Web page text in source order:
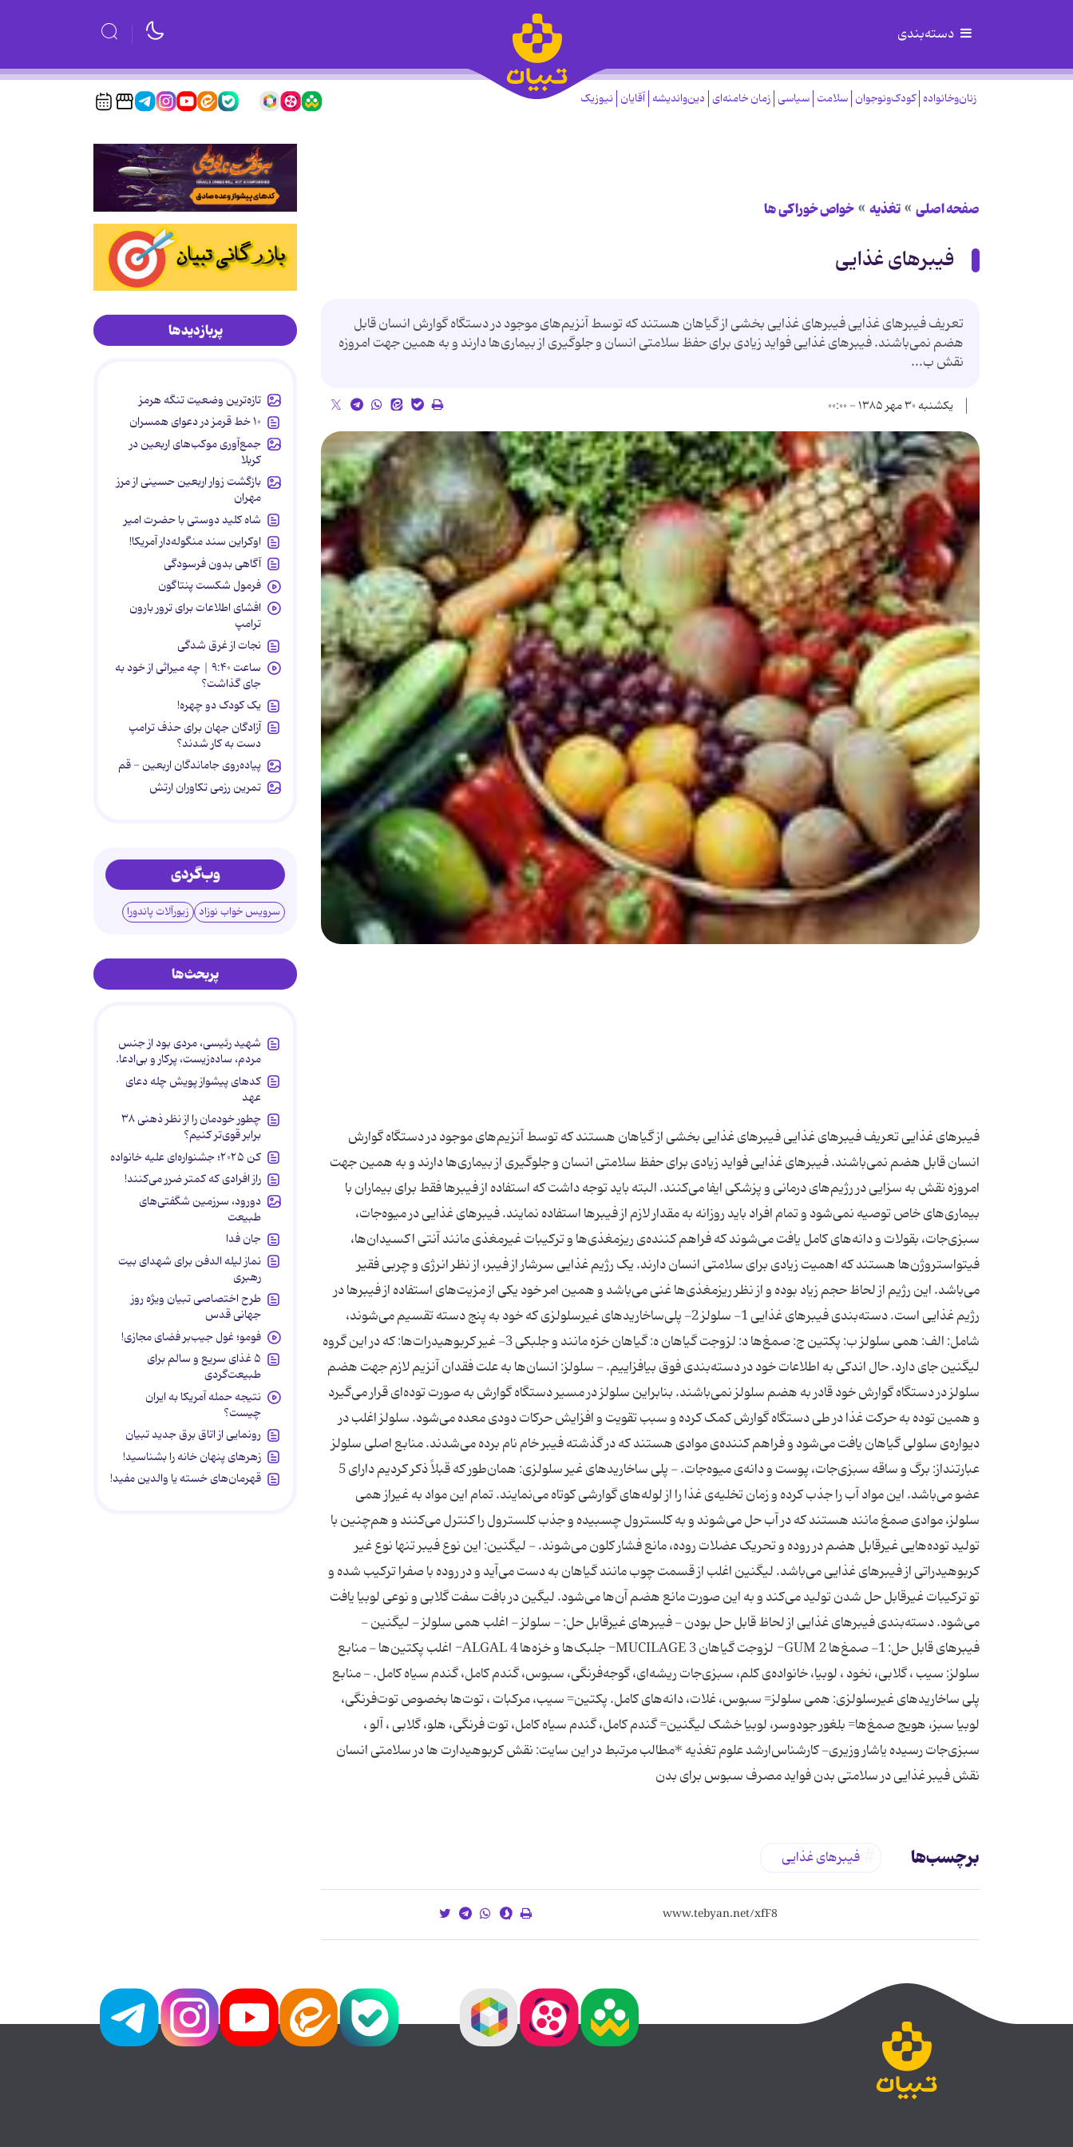
دسته‌بندی
زنان‌وخانواده کودک‌ونوجوان سلامت سیاسی زمان خامنه‌ای دین‌واندیشه آقایان نیوزیک
صفحه اصلی تغذیه خواص خوراكی ها
فیبرهای غذایی
تعریف فیبرهای غذایی فیبرهای غذایی بخشی از گیاهان هستند که توسط آنزیم‌های موجود در دستگاه گوارش انسان قابل
هضم نمی‌باشند. فیبرهای غذایی فواید زیادی برای حفظ سلامتی انسان و جلوگیری از بیماری‌ها دارند و به همین جهت امروزه
نقش ب...
یکشنبه ۳۰ مهر ۱۳۸۵ - ۰۰:۰۰
فیبرهای غذایی تعریف فیبرهای غذایی فیبرهای غذایی بخشی از گیاهان هستند که توسط آنزیم‌های موجود در دستگاه گوارش
انسان قابل هضم نمی‌باشند. فیبرهای غذایی فواید زیادی برای حفظ سلامتی انسان و جلوگیری از بیماری‌ها دارند و به همین جهت
امروزه نقش به سزایی در رژیم‌های درمانی و پزشکی ایفا می‌کنند. البته باید توجه داشت که استفاده از فیبرها فقط برای بیماران با
بیماری‌های خاص توصیه نمی‌شود و تمام افراد باید روزانه به مقدار لازم از فیبرها استفاده نمایند. فیبرهای غذایی در میوه‌جات،
سبزی‌جات، بقولات و دانه‌های کامل یافت می‌شوند که فراهم کننده‌ی ریزمغذی‌ها و ترکیبات غیرمغذی مانند آنتی اکسیدان‌ها،
فیتواستروژن‌ها هستند که اهمیت زیادی برای سلامتی انسان دارند. یک رژیم غذایی سرشار از فیبر، از نظر انرژی و چربی فقیر
می‌باشد. این رژیم از لحاظ حجم زیاد بوده و از نظر ریزمغذی‌ها غنی می‌باشد و همین امر خود یکی از مزیت‌های استفاده از فیبرها در
رژیم غذایی است. دسته‌بندی فیبرهای غذایی 1- سلولز 2- پلی‌ساخاریدهای غیرسلولزی که خود به پنج دسته تقسیم می‌شوند،
شامل: الف: همی سلولز ب: پکتین ج: صمغ‌ها د: لزوجت گیاهان ه: گیاهان خزه مانند و جلبکی 3- غیر کربوهیدرات‌ها: که در این گروه
لیگنین جای دارد. حال اندکی به اطلاعات خود در دسته‌بندی فوق بیافزاییم. - سلولز: انسان‌ها به علت فقدان آنزیم لازم جهت هضم
سلولز در دستگاه گوارش خود قادر به هضم سلولز نمی‌باشند. بنابراین سلولز در مسیر دستگاه گوارش به صورت توده‌ای قرار می‌گیرد
و همین توده به حرکت غذا در طی دستگاه گوارش کمک کرده و سبب تقویت و افزایش حرکات دودی معده می‌شود. سلولز اغلب در
دیواره‌ی سلولی گیاهان یافت می‌شود و فراهم کننده‌ی موادی هستند که در گذشته فیبر خام نام برده می‌شدند. منابع اصلی سلولز
عبارتنداز: برگ و ساقه سبزی‌جات، پوست و دانه‌ی میوه‌جات. - پلی ساخاریدهای غیر سلولزی: همان‌طور که قبلاً ذکر کردیم دارای 5
عضو می‌باشد. این مواد آب را جذب کرده و زمان تخلیه‌ی غذا را از لوله‌های گوارشی کوتاه می‌نمایند. تمام این مواد به غیراز همی
سلولز، موادی صمغ مانند هستند که در آب حل می‌شوند و به کلسترول چسبیده و جذب کلسترول را کنترل می‌کنند و هم‌چنین با
تولید توده‌هایی غیرقابل هضم در روده‌ و تحریک عضلات روده، مانع فشار کلون می‌شوند. - لیگنین: این نوع فیبر تنها نوع غیر
کربوهیدراتی از فیبرهای غذایی می‌باشد. لیگنین اغلب از قسمت چوب مانند گیاهان به دست می‌آید و در روده با صفرا ترکیب شده و
تو ترکیبات غیرقابل حل شدن تولید می‌کند و به این صورت مانع هضم آن‌ها می‌شود. لیگین در بافت سفت گلابی و نوعی لوبیا یافت
می‌شود. دسته‌بندی فیبرهای غذایی از لحاظ قابل حل بودن - فیبرهای غیرقابل حل: - سلولز - اغلب همی سلولز - لیگنین -
فیبرهای قابل حل: 1- صمغ‌ها GUM 2- لزوجت گیاهان MUCILAGE 3- جلبک‌ها و خزه‌ها ALGAL 4- اغلب پکتین‌ها - منابع
سلولز: سیب ، گلابی، نخود ، لوبیا، خانواده‌ی کلم، سبزی‌جات ریشه‌ای، گوجه‌فرنگی، سبوس، گندم کامل، گندم سیاه کامل. - منابع
پلی ساخاریدهای غیرسلولزی: همی سلولز= سبوس، غلات، دانه‌های کامل. پکتین= سیب، مرکبات ، توت‌ها بخصوص توت‌فرنگی،
لوبیا سبز، هویج صمغ‌ها= بلغور جودوسر، لوبیا خشک لیگنین= گندم کامل، گندم سیاه کامل، توت فرنگی، هلو، گلابی ، آلو ،
سبزی‌جات رسیده یاشار وزیری- کارشناس‌ارشد علوم تغذیه *مطالب مرتبط در این سایت: نقش کربوهیدارت ها در سلامتی انسان
نقش فیبر غذایی در سلامتی بدن فواید مصرف سبوس برای بدن
برچسب‌ها فیبرهای غذایی
پربازدیدها
تازه‌ترین وضعیت تنگه هرمز
۱۰ خط قرمز در دعوای همسران
جمع‌آوری موکب‌های اربعین در
کربلا
بازگشت زوار اربعین حسینی از مرز
مهران
شاه کلید دوستی با حضرت امیر
اوکراین سند منگوله‌دار آمریکا!
آگاهی بدون فرسودگی
فرمول شکست پنتاگون
افشای اطلاعات برای ترور بارون
ترامپ
نجات از غرق شدگی
ساعت ۹:۴۰ | چه میراثی از خود به
جای گذاشت؟
یک کودک دو چهره!
آزادگان جهان برای حذف ترامپ
دست به کار شدند؟
پیاده‌روی جاماندگان اربعین - قم
تمرین رزمی تکاوران ارتش
وب‌گردی
سرویس خواب نوزاد زیورآلات پاندورا
پربحث‌ها
شهید رئیسی، مردی بود از جنس
مردم، ساده‌زیست، پرکار و بی‌ادعا.
کدهای پیشواز پویش چله دعای
عهد
چطور خودمان را از نظر ذهنی ۳۸
برابر قوی‌تر کنیم؟
کن ۲۰۲۵؛ جشنواره‌ای علیه خانواده
راز افرادی که کمتر ضرر می‌کنند!
دورود، سرزمین شگفتی‌های
طبیعت
جان فدا
نماز لیله الدفن برای شهدای بیت
رهبری
طرح اختصاصی تبیان ویژه روز
جهانی قدس
فومو؛ غول جیب‌بر فضای مجازی!
۵ غذای سریع و سالم برای
طبیعت‌گردی
نتیجه حمله آمریکا به ایران
چیست؟
رونمایی از اتاق برق جدید تبیان
زهرهای پنهان خانه را بشناسید!
قهرمان‌های خسته یا والدین مفید!